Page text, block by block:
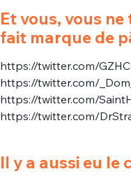
Et vous, vous
fait marque de
https://twitter.com/
https://twitter.com/
https://twitter.com/
https://twitter.com/
Il y a aussi eu le